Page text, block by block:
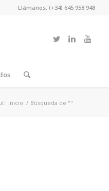
Llámanos: (+34) 645 958 948
Inicio / Búsqueda de ""